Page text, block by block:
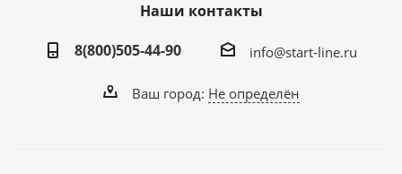
Наши контакты
8(800)505-44-90
info@start-line.ru
Ваш город: Не определён